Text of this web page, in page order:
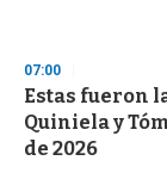
d
s
o
f
3
07:00
Estas fueron
Quiniela y
de 2026